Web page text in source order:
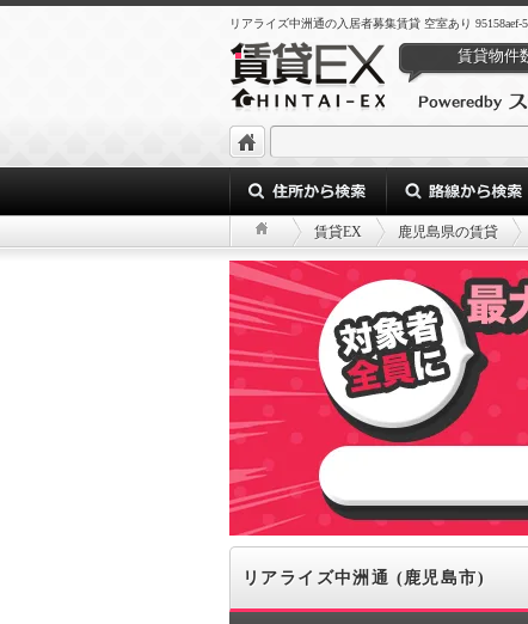
リアライズ中洲通の入居者募集賃貸 空室あり 95158aef-
賃貸物件
賃貸EX 鹿児島県の賃貸
リアライズ中洲通 (鹿児島市)